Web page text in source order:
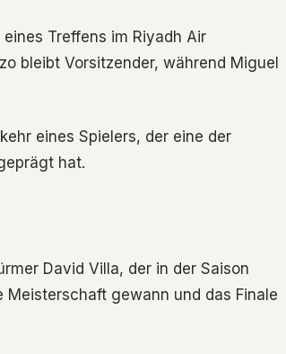
Treffens im Riyadh Air
bleibt Vorsitzender, während Miguel
eines Spielers, der eine der
hat.
David Villa, der in der Saison
gewann und das Finale